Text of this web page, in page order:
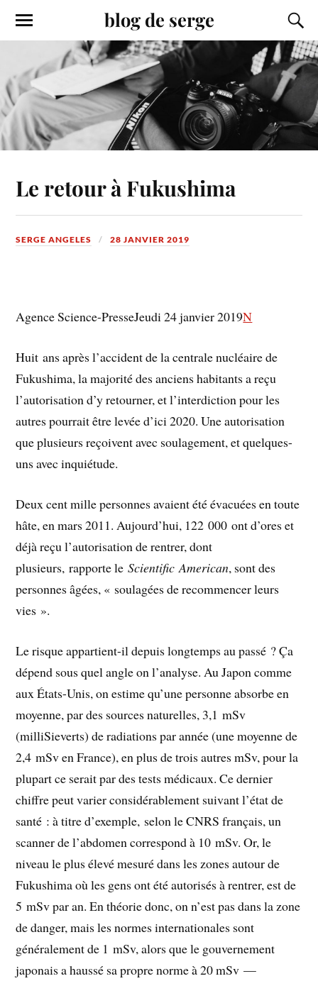
blog de serge
Le retour à Fukushima
SERGE ANGELES 28 JANVIER 2019
Agence Science-PresseJeudi 24 janvier 2019N
Huit ans après l’accident de la centrale nucléaire de
Fukushima, la majorité des anciens habitants a reçu
l’autorisation d’y retourner, et l’interdiction pour les
autres pourrait être levée d’ici 2020. Une autorisation
que plusieurs reçoivent avec soulagement, et quelques-
uns avec inquiétude.
Deux cent mille personnes avaient été évacuées en toute
hâte, en mars 2011. Aujourd’hui, 122 000 ont d’ores et
déjà reçu l’autorisation de rentrer, dont
plusieurs, rapporte leScientific American, sont des
personnes âgées, « soulagées de recommencer leurs
vies ».
Le risque appartient-il depuis longtemps au passé ? Ça
dépend sous quel angle on l’analyse. Au Japon comme
aux États-Unis, on estime qu’une personne absorbe en
moyenne, par des sources naturelles, 3,1 mSv
(milliSieverts) de radiations par année (une moyenne de
2,4 mSv en France), en plus de trois autres mSv, pour la
plupart ce serait par des tests médicaux. Ce dernier
chiffre peut varier considérablement suivant l’état de
santé : à titre d’exemple, selon le CNRS français, un
scanner de l’abdomen correspond à 10 mSv. Or, le
niveau le plus élevé mesuré dans les zones autour de
Fukushima où les gens ont été autorisés à rentrer, est de
5 mSv par an. En théorie donc, on n’est pas dans la zone
de danger, mais les normes internationales sont
généralement de 1 mSv, alors que le gouvernement
japonais a haussé sa propre norme à 20 mSv —